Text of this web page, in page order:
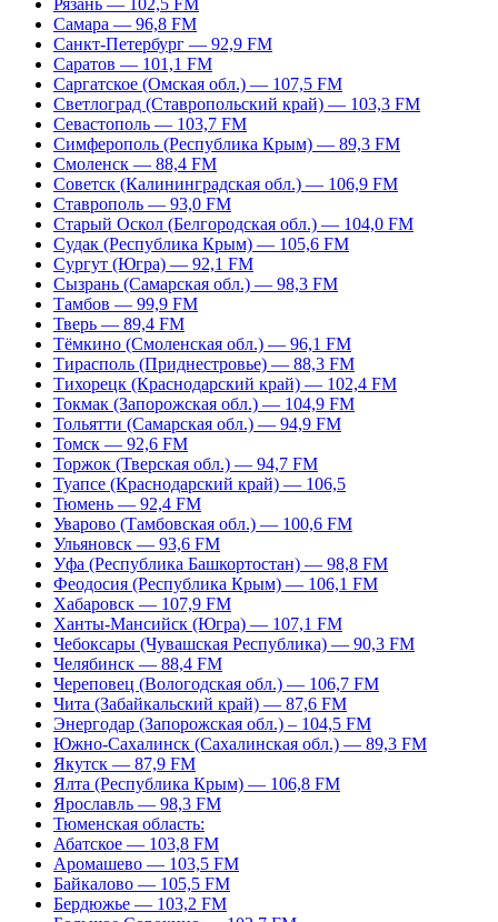
Рязань — 102,5 FM
Самара — 96,8 FM
Санкт-Петербург — 92,9 FM
Саратов — 101,1 FM
Саргатское (Омская обл.) — 107,5 FM
Светлоград (Ставропольский край) — 103,3 FM
Севастополь — 103,7 FM
Симферополь (Республика Крым) — 89,3 FM
Смоленск — 88,4 FM
Советск (Калининградская обл.) — 106,9 FM
Ставрополь — 93,0 FM
Старый Оскол (Белгородская обл.) — 104,0 FM
Судак (Республика Крым) — 105,6 FM
Сургут (Югра) — 92,1 FM
Сызрань (Самарская обл.) — 98,3 FM
Тамбов — 99,9 FM
Тверь — 89,4 FM
Тёмкино (Смоленская обл.) — 96,1 FM
Тирасполь (Приднестровье) — 88,3 FM
Тихорецк (Краснодарский край) — 102,4 FM
Токмак (Запорожская обл.) — 104,9 FM
Тольятти (Самарская обл.) — 94,9 FM
Томск — 92,6 FM
Торжок (Тверская обл.) — 94,7 FM
Туапсе (Краснодарский край) — 106,5
Тюмень — 92,4 FM
Уварово (Тамбовская обл.) — 100,6 FM
Ульяновск — 93,6 FM
Уфа (Республика Башкортостан) — 98,8 FM
Феодосия (Республика Крым) — 106,1 FM
Хабаровск — 107,9 FM
Ханты-Мансийск (Югра) — 107,1 FM
Чебоксары (Чувашская Республика) — 90,3 FM
Челябинск — 88,4 FM
Череповец (Вологодская обл.) — 106,7 FM
Чита (Забайкальский край) — 87,6 FM
Энергодар (Запорожская обл.) – 104,5 FM
Южно-Сахалинск (Сахалинская обл.) — 89,3 FM
Якутск — 87,9 FM
Ялта (Республика Крым) — 106,8 FM
Ярославль — 98,3 FM
Тюменская область:
Абатское — 103,8 FM
Аромашево — 103,5 FM
Байкалово — 105,5 FM
Бердюжье — 103,2 FM